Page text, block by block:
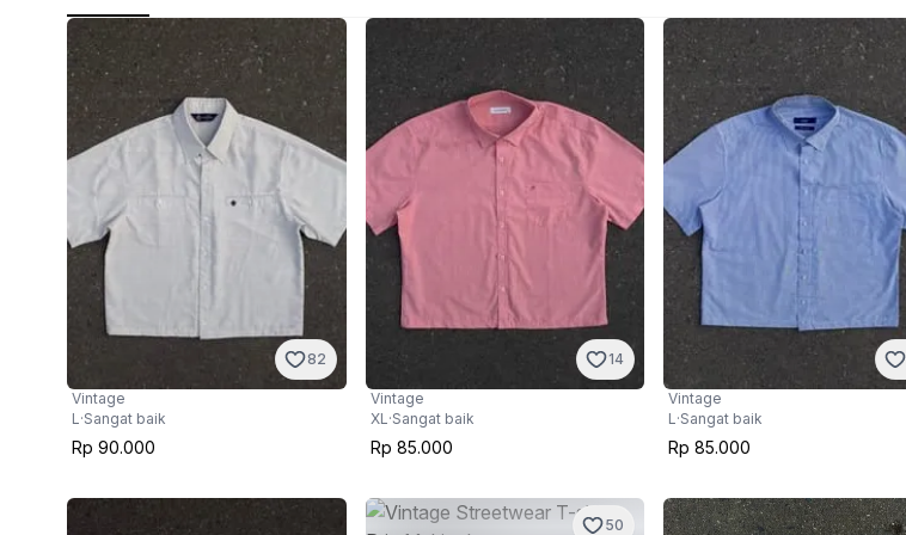
82
Vintage
L·Sangat baik
Rp 90.000
14
Vintage
XL·Sangat baik
Rp 85.000
Vintage
L·Sangat baik
Rp 85.000
50